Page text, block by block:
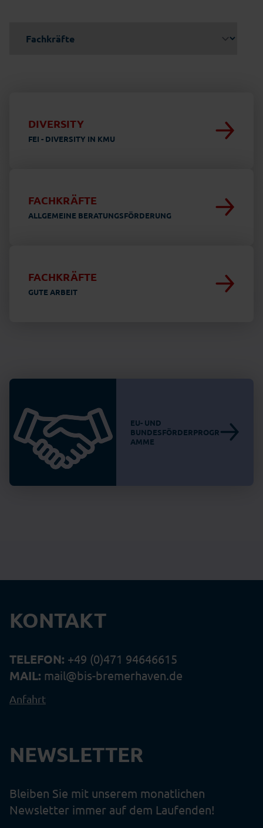
DIVERSITY
FEI - DIVERSITY IN KMU
FACHKRÄFTE
ALLGEMEINE BERATUNGSFÖRDERUNG
FACHKRÄFTE
GUTE ARBEIT
EU- UND
BUNDESFÖRDERPROGR
AMME
KONTAKT
TELEFON: +49 (0)471 94646615
MAIL: mail@bis-bremerhaven.de
Anfahrt
NEWSLETTER
Bleiben Sie mit unserem monatlichen
Newsletter immer auf dem Laufenden!